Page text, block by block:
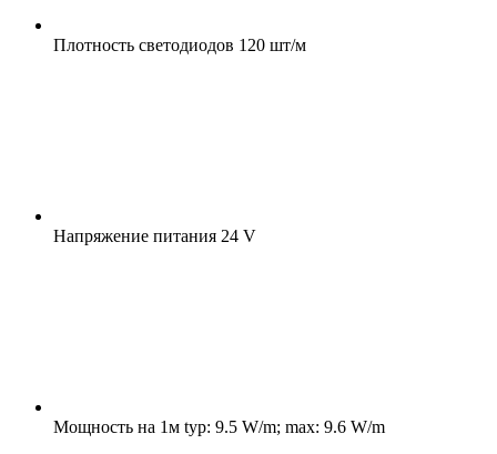
Плотность светодиодов 120 шт/м
Напряжение питания 24 V
Мощность на 1м typ: 9.5 W/m; max: 9.6 W/m